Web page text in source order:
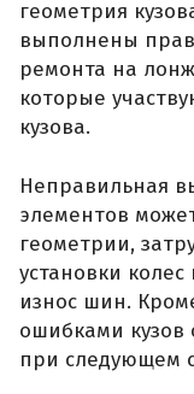
геометрия
выполнены
ремонта на
которые
кузова.
Неправильная
элементов
геометрии,
установки
износ шин.
ошибками кузов
при следующем